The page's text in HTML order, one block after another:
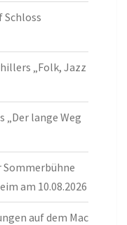
Schloss
„Folk, Jazz
„Der lange Weg
Sommerbühne
am 10.08.2026
auf dem Mac